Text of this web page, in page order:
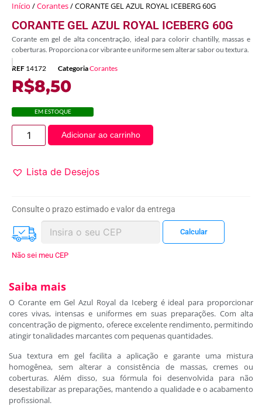
Início /Corantes/ CORANTE GEL AZUL ROYAL ICEBERG 60G
CORANTE GEL AZUL ROYAL ICEBERG 60G
Corante em gel de alta concentração, ideal para colorir chantilly, massas e
coberturas. Proporciona cor vibrante e uniforme sem alterar sabor ou textura.
REF 14172 CategoriaCorantes
R$8,50
EM ESTOQUE
Adicionar ao carrinho
Lista de Desejos
Consulte o prazo estimado e valor da entrega
Não sei meu CEP
Saiba mais
O Corante em Gel Azul Royal da Iceberg é ideal para proporcionar
cores vivas, intensas e uniformes em suas preparações. Com alta
concentração de pigmento, oferece excelente rendimento, permitindo
atingir tonalidades marcantes com pequenas quantidades.
Sua textura em gel facilita a aplicação e garante uma mistura
homogênea, sem alterar a consistência de massas, cremes ou
coberturas. Além disso, sua fórmula foi desenvolvida para não
desestabilizar as preparações, mantendo a qualidade e o acabamento
profissional.